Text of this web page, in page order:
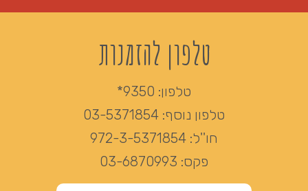
טלפון להזמנות
טלפון: 9350*
טלפון נוסף: 03-5371854
חו''ל: 972-3-5371854
פקס: 03-6870993